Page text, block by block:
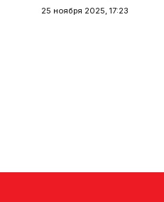
25 ноября 2025, 17:23